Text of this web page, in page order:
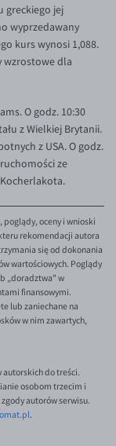
greckiego jej
wyprzedawany
kurs wynosi 1,088.
wzrostowe dla
O godz. 10:30
z Wielkiej Brytanii.
z USA. O godz.
ze
Kocherlakota.
oceny i wnioski
rekomendacji autora
się od dokonania
wartościowych. Poglądy
„doradztwa" w
finansowymi.
lub zaniechane na
w nim zawartych,
autorskich do treści.
osobom trzecim i
autorów serwisu.
.